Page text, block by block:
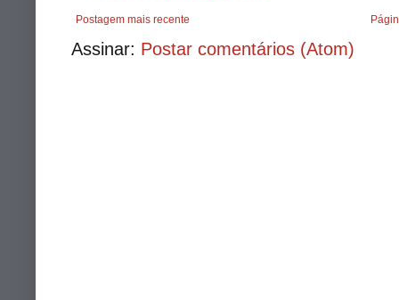
Postagem mais recente
Assinar: Postar comentários (Atom)